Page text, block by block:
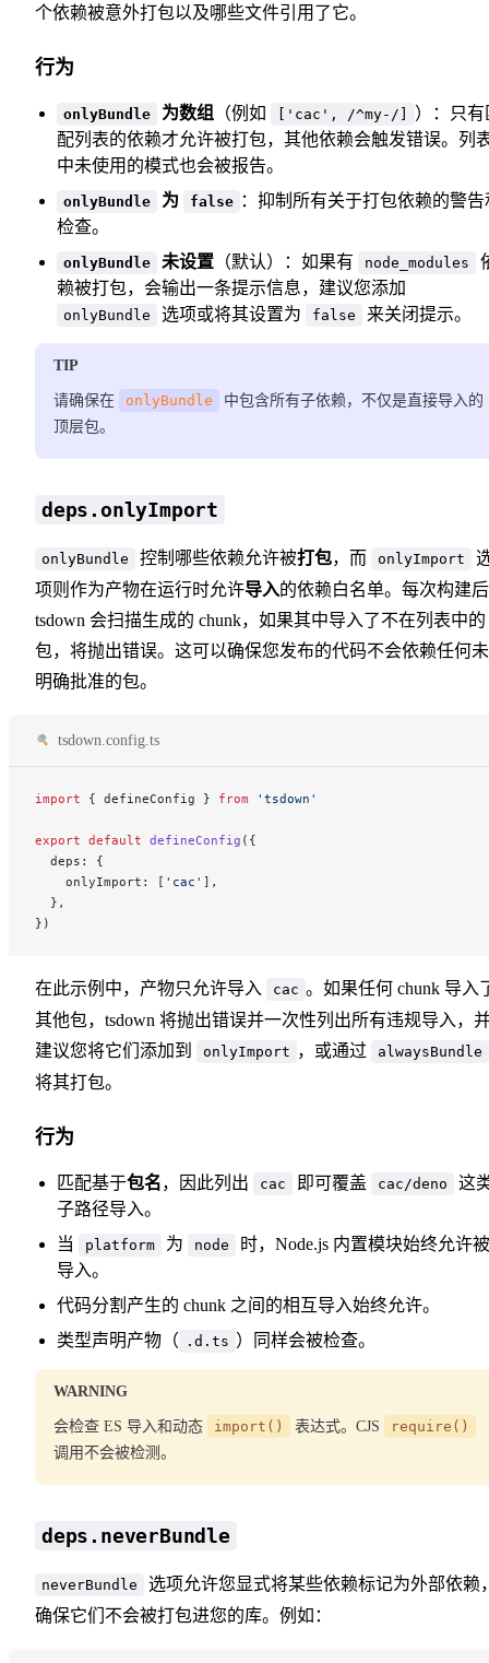
个依赖被意外打包以及哪些文件引用了它。
行为
onlyBundle 为数组 （例如 ['cac', /^my-/]
）：只有
配列表的依赖才允许被打包，其他依赖会触发错误。列
中未使用的模式也会被报告。
onlyBundle 为 false ：抑制所有关于打包依赖的警告
检查。
onlyBundle 未设置 （默认）：如果有 node_modules
赖被打包，会输出一条提示信息，建议您添加
onlyBundle 选项或将其设置为 false 来关闭提示。
TIP
请确保在 onlyBundle
中包含所有子依赖，不仅是直接导入的
顶层包。
deps.onlyImport
onlyBundle 控制哪些依赖允许被打包，而 onlyImport
项则作为产物在运行时允许导入的依赖白名单。每次构建
tsdown 会扫描生成的 chunk，如果其中导入了不在列表中的
包，将抛出错误。这可以确保您发布的代码不会依赖任何
明确批准的包。
tsdown.config.ts
import { defineConfig } from 'tsdown'
export default defineConfig ({
  deps: {
    onlyImport: [
'cac' ],
  },
})
在此示例中，产物只允许导入 cac 。如果任何 chunk 导入
其他包，tsdown 将抛出错误并一次性列出所有违规导入，
建议您将它们添加到
onlyImport ，或通过 alwaysBundle
将其打包。
行为
匹配基于包名，因此列出 cac 即可覆盖 cac/deno
这
子路径导入。
当
platform 为 node
时，Node.js 内置模块始终允许被
导入。
代码分割产生的 chunk 之间的相互导入始终允许。
类型声明产物（
.d.ts ）同样会被检查。
WARNING
会检查 ES 导入和动态 import() 表达式。CJS
require()
调用不会被检测。
deps.neverBundle
neverBundle
选项允许您显式将某些依赖标记为外部依赖
确保它们不会被打包进您的库。例如：